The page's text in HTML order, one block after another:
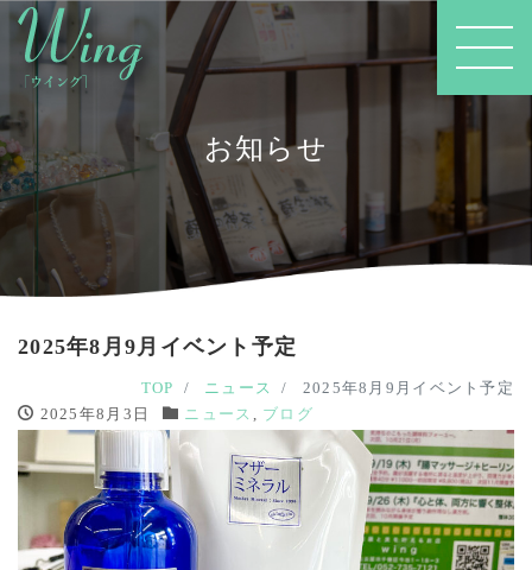
お知らせ
2025年8月9月イベント予定
TOP ニュース
2025年8月9月イベント予定
2025年8月3日
ニュース , ブログ